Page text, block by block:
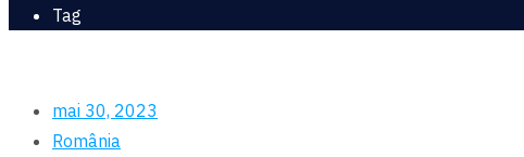
Tag
mai 30, 2023
România